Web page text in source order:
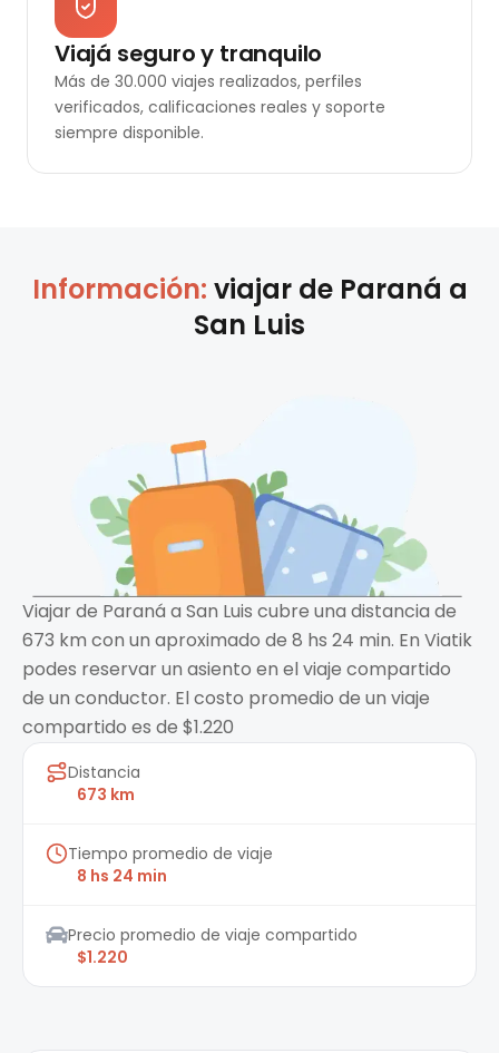
Viajá seguro y tranquilo
Más de 30.000 viajes realizados, perfiles
verificados, calificaciones reales y soporte
siempre disponible.
Información: viajar de Paraná a
San Luis
Viajar de Paraná a San Luis cubre una distancia de
673 km con un aproximado de 8 hs 24 min. En Viatik
podes reservar un asiento en el viaje compartido
de un conductor. El costo promedio de un viaje
compartido es de $1.220
Distancia
673 km
Tiempo promedio de viaje
8 hs 24 min
Precio promedio de viaje compartido
$1.220